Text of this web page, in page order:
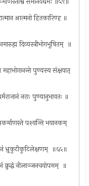
आत्मनो हितकारिण्ह ॥
दिव्यस्त्रीभोगभूषितम् ‍ ॥
पुण्यस्य संक्षयात्
नराः पुण्यानुभावतः ॥
पश्यन्ति भयानकम्
भ्रुकुटीकुटिलेक्षणम् ‍ ॥६५॥
क्रुद्धं नीलाञ्जनचयोपमम् ‍ ॥